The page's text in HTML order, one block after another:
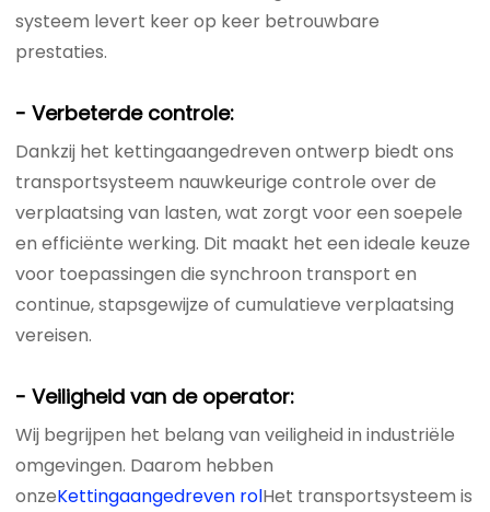
systeem levert keer op keer betrouwbare
prestaties.
- Verbeterde controle:
Dankzij het kettingaangedreven ontwerp biedt ons
transportsysteem nauwkeurige controle over de
verplaatsing van lasten, wat zorgt voor een soepele
en efficiënte werking. Dit maakt het een ideale keuze
voor toepassingen die synchroon transport en
continue, stapsgewijze of cumulatieve verplaatsing
vereisen.
- Veiligheid van de operator:
Wij begrijpen het belang van veiligheid in industriële
omgevingen. Daarom hebben
onzeKettingaangedreven rolHet transportsysteem is